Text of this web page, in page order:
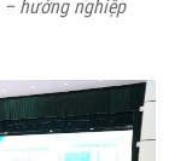
hướng nghiệp